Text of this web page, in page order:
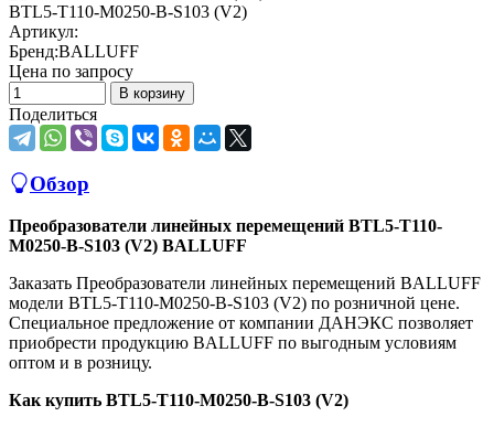
BTL5-T110-M0250-B-S103 (V2)
Артикул:
Бренд:BALLUFF
Цена по запросу
В корзину
Поделиться
Обзор
Преобразователи линейных перемещений BTL5-T110-
M0250-B-S103 (V2) BALLUFF
Заказать Преобразователи линейных перемещений BALLUFF
модели BTL5-T110-M0250-B-S103 (V2) по розничной цене.
Специальное предложение от компании ДАНЭКС позволяет
приобрести продукцию BALLUFF по выгодным условиям
оптом и в розницу.
Как купить BTL5-T110-M0250-B-S103 (V2)